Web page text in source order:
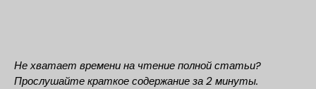
Не хватает времени на чтение полной статьи?
Прослушайте краткое содержание за 2 минуты.